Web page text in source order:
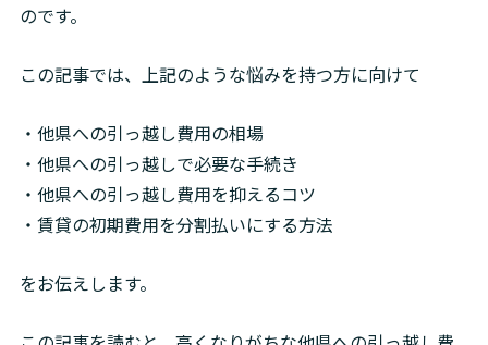
のです。
この記事では、上記のような悩みを持つ方に向けて
・他県への引っ越し費用の相場
・他県への引っ越しで必要な手続き
・他県への引っ越し費用を抑えるコツ
・賃貸の初期費用を分割払いにする方法
をお伝えします。